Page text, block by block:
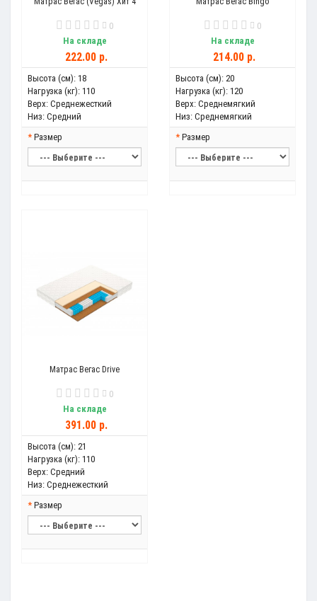
0
На складе
222.00 р.
Высота (см): 18
Нагрузка (кг): 110
Верх: Среднежесткий
Низ: Средний
Размер
0
На складе
214.00 р.
Высота (см): 20
Нагрузка (кг): 120
Верх: Среднемягкий
Низ: Среднемягкий
Размер
Матрас Вегас Drive
0
На складе
391.00 р.
Высота (см): 21
Нагрузка (кг): 110
Верх: Средний
Низ: Среднежесткий
Размер